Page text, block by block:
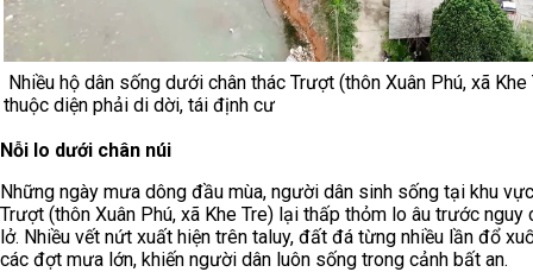
Nhiều hộ dân sống dưới chân thác Trượt (thôn Xuân Phú, xã Khe
thuộc diện phải di dời, tái định cư
Nỗi lo dưới chân núi
Những ngày mưa dông đầu mùa, người dân sinh sống tại khu
Trượt (thôn Xuân Phú, xã Khe Tre) lại thấp thỏm lo âu trước nguy
lở. Nhiều vết nứt xuất hiện trên taluy, đất đá từng nhiều lần đổ
các đợt mưa lớn, khiến người dân luôn sống trong cảnh bất an.